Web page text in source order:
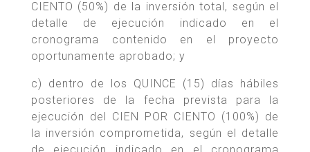
CIENTO (50%) de la inversión total, según el
detalle de ejecución indicado en el
cronograma contenido en el proyecto
oportunamente aprobado; y
c) dentro de los QUINCE (15) días hábiles
posteriores de la fecha prevista para la
ejecución del CIEN POR CIENTO (100%) de
la inversión comprometida, según el detalle